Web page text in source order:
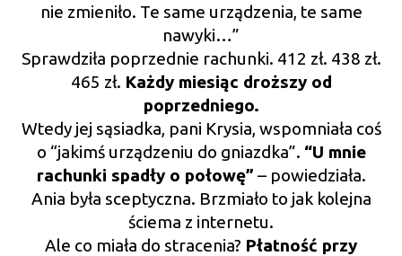
nie zmieniło. Te same urządzenia, te same
nawyki…”
Sprawdziła poprzednie rachunki. 412 zł. 438 zł.
465 zł. Każdy miesiąc droższy od
poprzedniego.
Wtedy jej sąsiadka, pani Krysia, wspomniała coś
o “jakimś urządzeniu do gniazdka”. “U mnie
rachunki spadły o połowę” – powiedziała.
Ania była sceptyczna. Brzmiało to jak kolejna
ściema z internetu.
Ale co miała do stracenia? Płatność przy